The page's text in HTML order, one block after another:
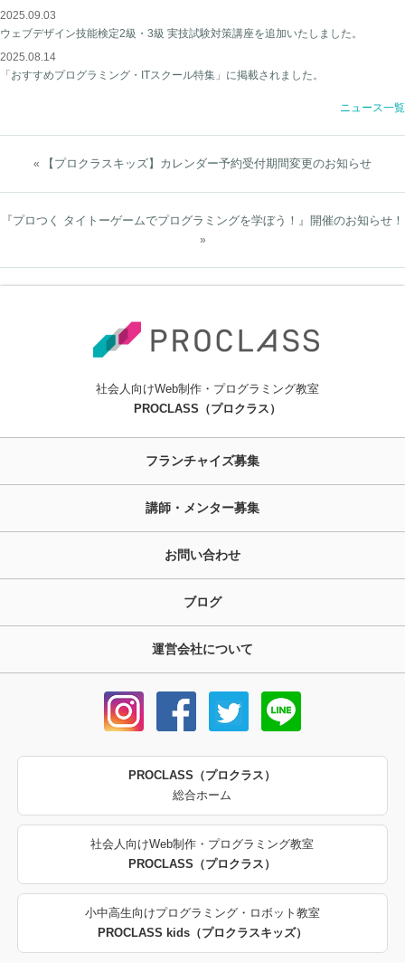
2025.09.03
ウェブデザイン技能検定2級・3級 実技試験対策講座を追加いたしました。
2025.08.14
「おすすめプログラミング・ITスクール特集」に掲載されました。
ニュース一覧
« 【プロクラスキッズ】カレンダー予約受付期間変更のお知らせ
『プロつく タイトーゲームでプログラミングを学ぼう！』開催のお知らせ！
»
社会人向けWeb制作・プログラミング教室
PROCLASS（プロクラス）
フランチャイズ募集
講師・メンター募集
お問い合わせ
ブログ
運営会社について
PROCLASS（プロクラス）
総合ホーム
社会人向けWeb制作・プログラミング教室
PROCLASS（プロクラス）
小中高生向けプログラミング・ロボット教室
PROCLASS kids（プロクラスキッズ）